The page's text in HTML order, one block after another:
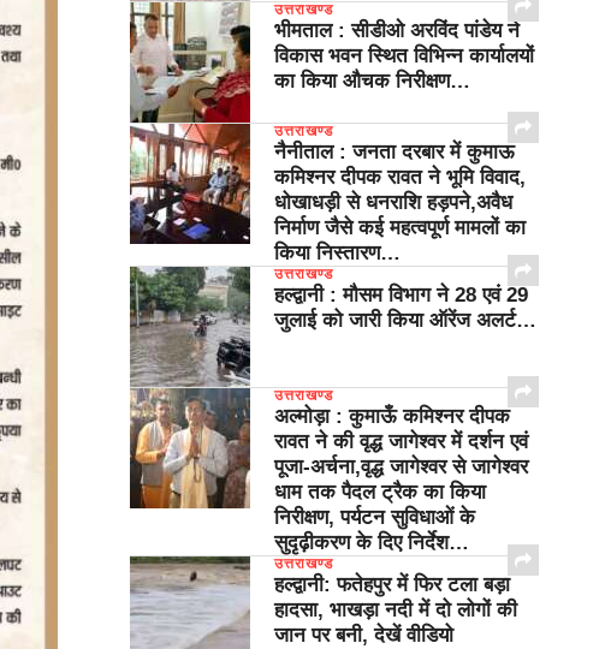
उत्तराखण्ड
भीमताल : सीडीओ अरविंद पांडेय ने
विकास भवन स्थित विभिन्न कार्यालयों
का किया औचक निरीक्षण…
उत्तराखण्ड
नैनीताल : जनता दरबार में कुमाऊ
कमिश्नर दीपक रावत ने भूमि विवाद,
धोखाधड़ी से धनराशि हड़पने,अवैध
निर्माण जैसे कई महत्वपूर्ण मामलों का
किया निस्तारण…
उत्तराखण्ड
हल्द्वानी : मौसम विभाग ने 28 एवं 29
जुलाई को जारी किया ऑरेंज अलर्ट…
उत्तराखण्ड
अल्मोड़ा : कुमाऊँ कमिश्नर दीपक
रावत ने की वृद्ध जागेश्वर में दर्शन एवं
पूजा-अर्चना,वृद्ध जागेश्वर से जागेश्वर
धाम तक पैदल ट्रैक का किया
निरीक्षण, पर्यटन सुविधाओं के
सुदृढ़ीकरण के दिए निर्देश…
उत्तराखण्ड
हल्द्वानी: फतेहपुर में फिर टला बड़ा
हादसा, भाखड़ा नदी में दो लोगों की
जान पर बनी, देखें वीडियो